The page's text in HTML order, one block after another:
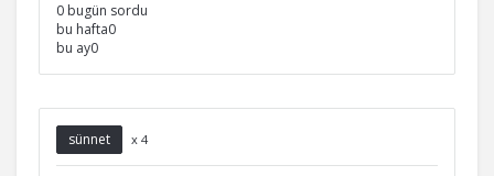
0 bugün sordu
bu hafta0
bu ay0
sünnet x 4